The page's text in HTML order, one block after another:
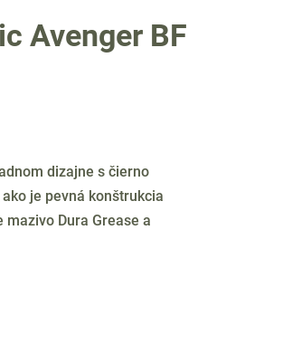
Avenger BF
dizajne s čierno
je pevná konštrukcia
Dura Grease a